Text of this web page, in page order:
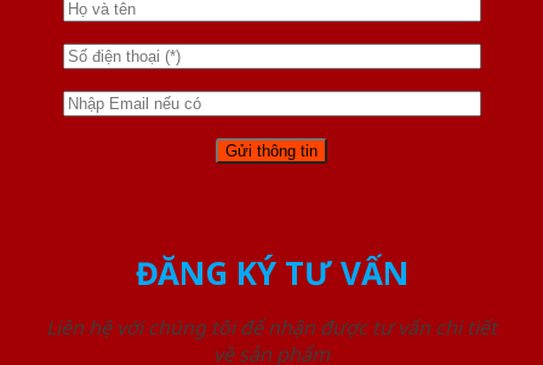
ĐĂNG KÝ TƯ VẤN
Liên hệ với chúng tôi để nhận được tư vấn chi tiết
về sản phẩm